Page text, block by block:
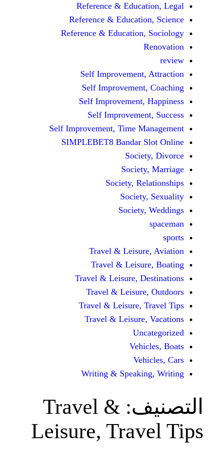
Reference &
Reference &
Reference &
Self
Self
Self
Self
Self Improvement, Time
SIMPLEBET8 Bandar
Society,
Travel &
Travel &
Travel & Leisure,
Travel &
Travel & Leisure,
Travel &
Writing &
Travel &
Leisure,